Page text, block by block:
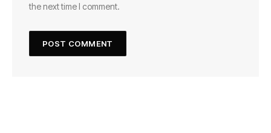
the next time I comment.